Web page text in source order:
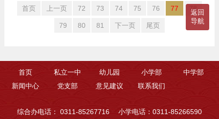
返回
导航
道授业解惑。名师主题讲
首页 上一页 72 73 74 75 76 77 78
79 80 81 下一页 尾页
首页 私立一中 幼儿园 小学部
中学部
新闻中心
党支部 意见建议 联系我们
综合办电话： 0311-85267716 小学电话：0311-85266590